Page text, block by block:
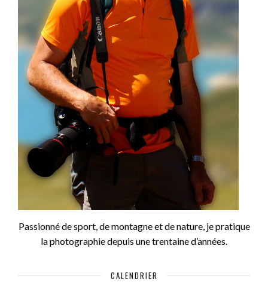
Passionné de sport, de montagne et de nature, je pratique
la photographie depuis une trentaine d’années.
CALENDRIER